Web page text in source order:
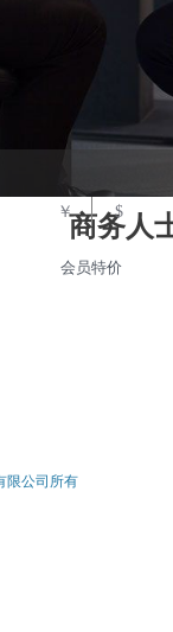
商务人
会员特价
￥ $
限公司所有